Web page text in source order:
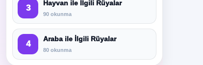
3
Hayvan ile İlgili Rüyalar
90 okunma
4
Araba ile İlgili Rüyalar
80 okunma